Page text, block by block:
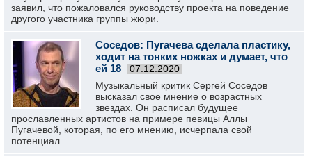
заявил, что пожаловался руководству проекта на поведение
другого участника группы жюри.
Соседов: Пугачева сделала пластику,
ходит на тонких ножках и думает, что
ей 18
07.12.2020
Музыкальный критик Сергей Соседов
высказал свое мнение о возрастных
звездах. Он расписал будущее
прославленных артистов на примере певицы Аллы
Пугачевой, которая, по его мнению, исчерпала свой
потенциал.